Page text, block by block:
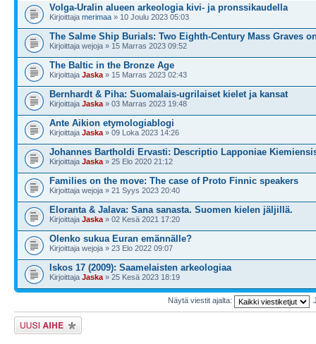
Volga-Uralin alueen arkeologia kivi- ja pronssikaudella
Kirjoittaja merimaa » 10 Joulu 2023 05:03
The Salme Ship Burials: Two Eighth-Century Mass Graves
Kirjoittaja wejoja » 15 Marras 2023 09:52
The Baltic in the Bronze Age
Kirjoittaja Jaska » 15 Marras 2023 02:43
Bernhardt & Piha: Suomalais-ugrilaiset kielet ja kansat
Kirjoittaja Jaska » 03 Marras 2023 19:48
Ante Aikion etymologiablogi
Kirjoittaja Jaska » 09 Loka 2023 14:26
Johannes Bartholdi Ervasti: Descriptio Lapponiae
Kirjoittaja Jaska » 25 Elo 2020 21:12
Families on the move: The case of Proto Finnic speakers
Kirjoittaja wejoja » 21 Syys 2023 20:40
Eloranta & Jalava: Sana sanasta. Suomen kielen jäljillä.
Kirjoittaja Jaska » 02 Kesä 2021 17:20
Olenko sukua Euran emännälle?
Kirjoittaja wejoja » 23 Elo 2022 09:07
Iskos 17 (2009): Saamelaisten arkeologiaa
Kirjoittaja Jaska » 25 Kesä 2023 18:19
Näytä viestit ajalta:
Lähetä uusi viesti